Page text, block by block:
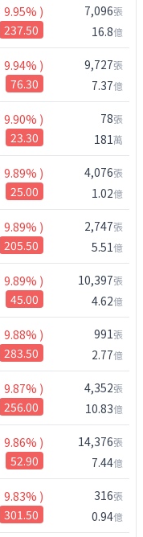
9.95% )
237.50
7,096張
16.8億
9.94% )
76.30
9,727張
7.37億
9.90% )
23.30
78張
181萬
9.89% )
25.00
4,076張
1.02億
9.89% )
205.50
2,747張
5.51億
9.89% )
45.00
10,397張
4.62億
9.88% )
283.50
991張
2.77億
9.87% )
256.00
4,352張
10.83億
9.86% )
52.90
14,376張
7.44億
9.83% )
301.50
316張
0.94億